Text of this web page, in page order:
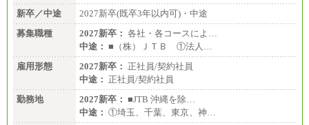
新卒／中途
2027新卒(既卒3年以内可)・中途
募集職種
2027新卒： 各社・各コースによ…
中途： ■（株）ＪＴＢ ①法人…
雇用形態
2027新卒： 正社員/契約社員
中途： 正社員/契約社員
勤務地
2027新卒： ■JTB 沖縄を除…
中途： ①埼玉、千葉、東京、神…